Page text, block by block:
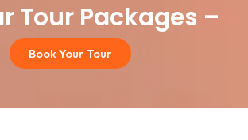
Packages –Pus
Book Your Tour